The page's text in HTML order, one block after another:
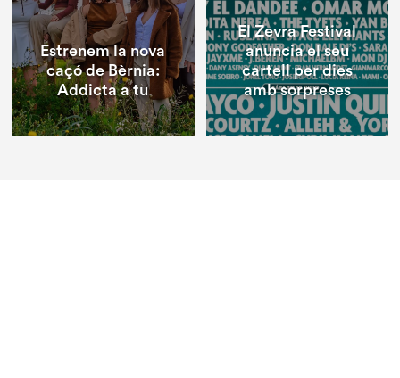
Estrenem la nova
caçó de Bèrnia:
Addicta a tu
El Zevra Festival
anuncia el seu
cartell per dies
amb sorpreses